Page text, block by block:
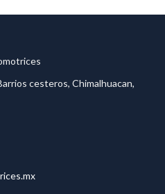
cesteros, Chimalhuacan,